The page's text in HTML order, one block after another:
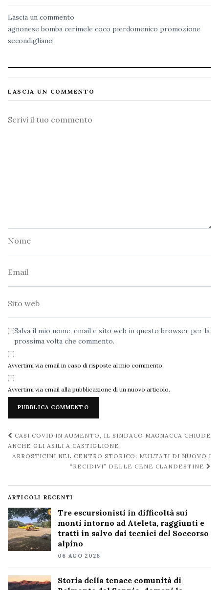
Lascia un commento
agnonese bomba cerimele coco pierdomenico promozione
secondigliano
LASCIA UN COMMENTO
Commento
Salva il mio nome, email e sito web in questo browser per la
prossima volta che commento.
Avvertimi via email in caso di risposte al mio commento.
Avvertimi via email alla pubblicazione di un nuovo articolo.
Navigazione
post
CASI COVID IN AUMENTO, IL SINDACO MAGNACCA CHIUDE
ANCHE GLI ASILI A CASTIGLIONE
ARROSTICINI NEL CENTRO STORICO: MULTATI DI NUOVO I
“RECIDIVI” DELLE CENE CLANDESTINE
ARTICOLI RECENTI
Tre escursionisti in difficoltà sui
monti intorno ad Ateleta, raggiunti e
tratti in salvo dai tecnici del Soccorso
alpino
06 AGO 2026
Storia della tenace comunità di